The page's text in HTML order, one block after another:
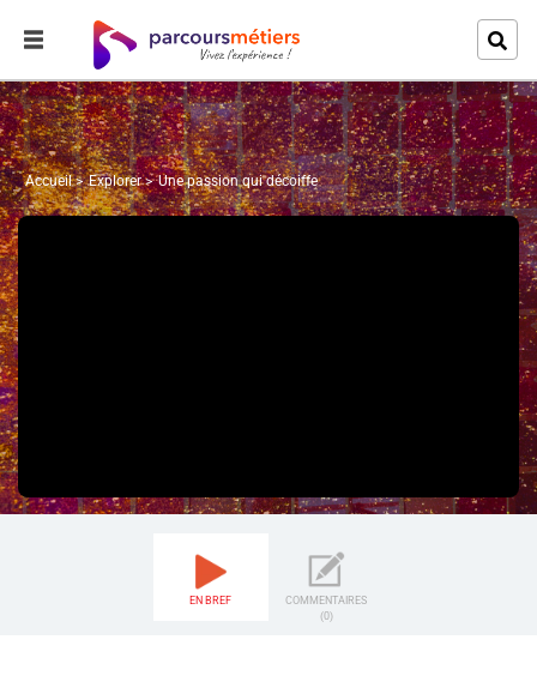
Accueil Explorer Une passion qui décoiffe
EN BREF
COMMENTAIRES
(0)